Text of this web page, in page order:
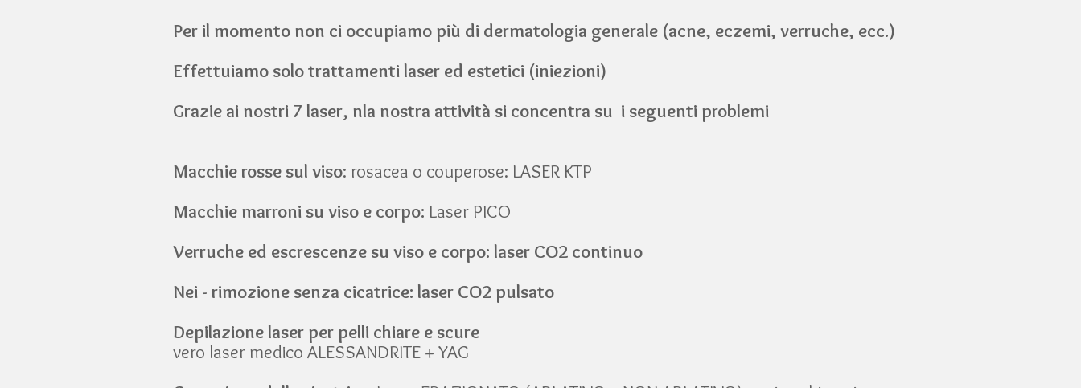
Per il momento non ci occupiamo più di dermatologia generale (acne, eczemi, verruche, ecc.)
Effettuiamo solo trattamenti laser ed estetici (iniezioni)
Grazie ai nostri 7 laser, nla nostra attività si concentra su i seguenti problemi
Macchie rosse sul viso: rosacea o couperose: LASER KTP
Macchie marroni su viso e corpo: Laser PICO
Verruche ed escrescenze su viso e corpo: laser CO2 continuo
Nei - rimozione senza cicatrice: laser CO2 pulsato
Depilazione laser per pelli chiare e scure
vero laser medico ALESSANDRITE + YAG